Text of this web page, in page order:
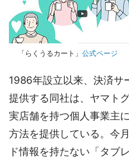
「らくうるカート」 公式ページ
1986年設立以来、決済サ
提供する同社は、ヤマト
実店舗を持つ個人事業主
方法を提供している。今
ド情報を持たない「タブ